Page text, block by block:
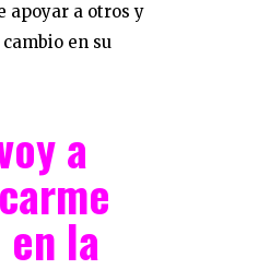
apoyar a otros y
en su
a
la